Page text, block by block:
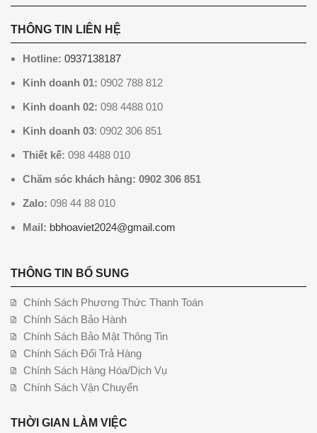
THÔNG TIN LIÊN HỆ
Hotline: 0937138187
Kinh doanh 01: 0902 788 812
Kinh doanh 02: 098 4488 010
Kinh doanh 03: 0902 306 851
Thiết kế: 098 4488 010
Chăm sóc khách hàng: 0902 306 851
Zalo: 098 44 88 010
Mail: bbhoaviet2024@gmail.com
THÔNG TIN BỔ SUNG
Chính Sách Phương Thức Thanh Toán
Chính Sách Bảo Hành
Chính Sách Bảo Mật Thông Tin
Chính Sách Đổi Trả Hàng
Chính Sách Hàng Hóa/Dịch Vụ
Chính Sách Vận Chuyển
THỜI GIAN LÀM VIỆC